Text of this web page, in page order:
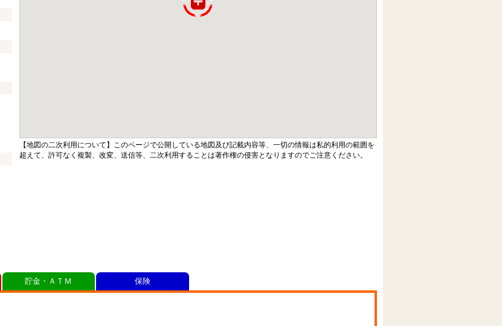
【地図の二次利用について】このページで公開している地図及び記載内容等、一切の情報は私的利用の範囲を
超えて、許可なく複製、改変、送信等、二次利用することは著作権の侵害となりますのでご注意ください。
貯金・ＡＴＭ 保険